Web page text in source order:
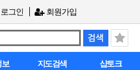
로그인 회원가입
보 지도검색 샵토크